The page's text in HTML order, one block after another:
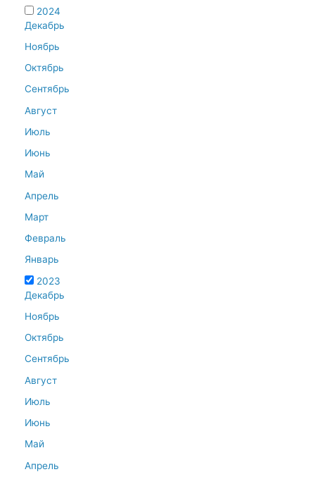
2024
Декабрь
Ноябрь
Октябрь
Сентябрь
Август
Июль
Июнь
Май
Апрель
Март
Февраль
Январь
2023
Декабрь
Ноябрь
Октябрь
Сентябрь
Август
Июль
Июнь
Май
Апрель